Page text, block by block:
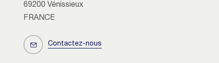
69200 Vénissieux
FRANCE
Contactez-nous